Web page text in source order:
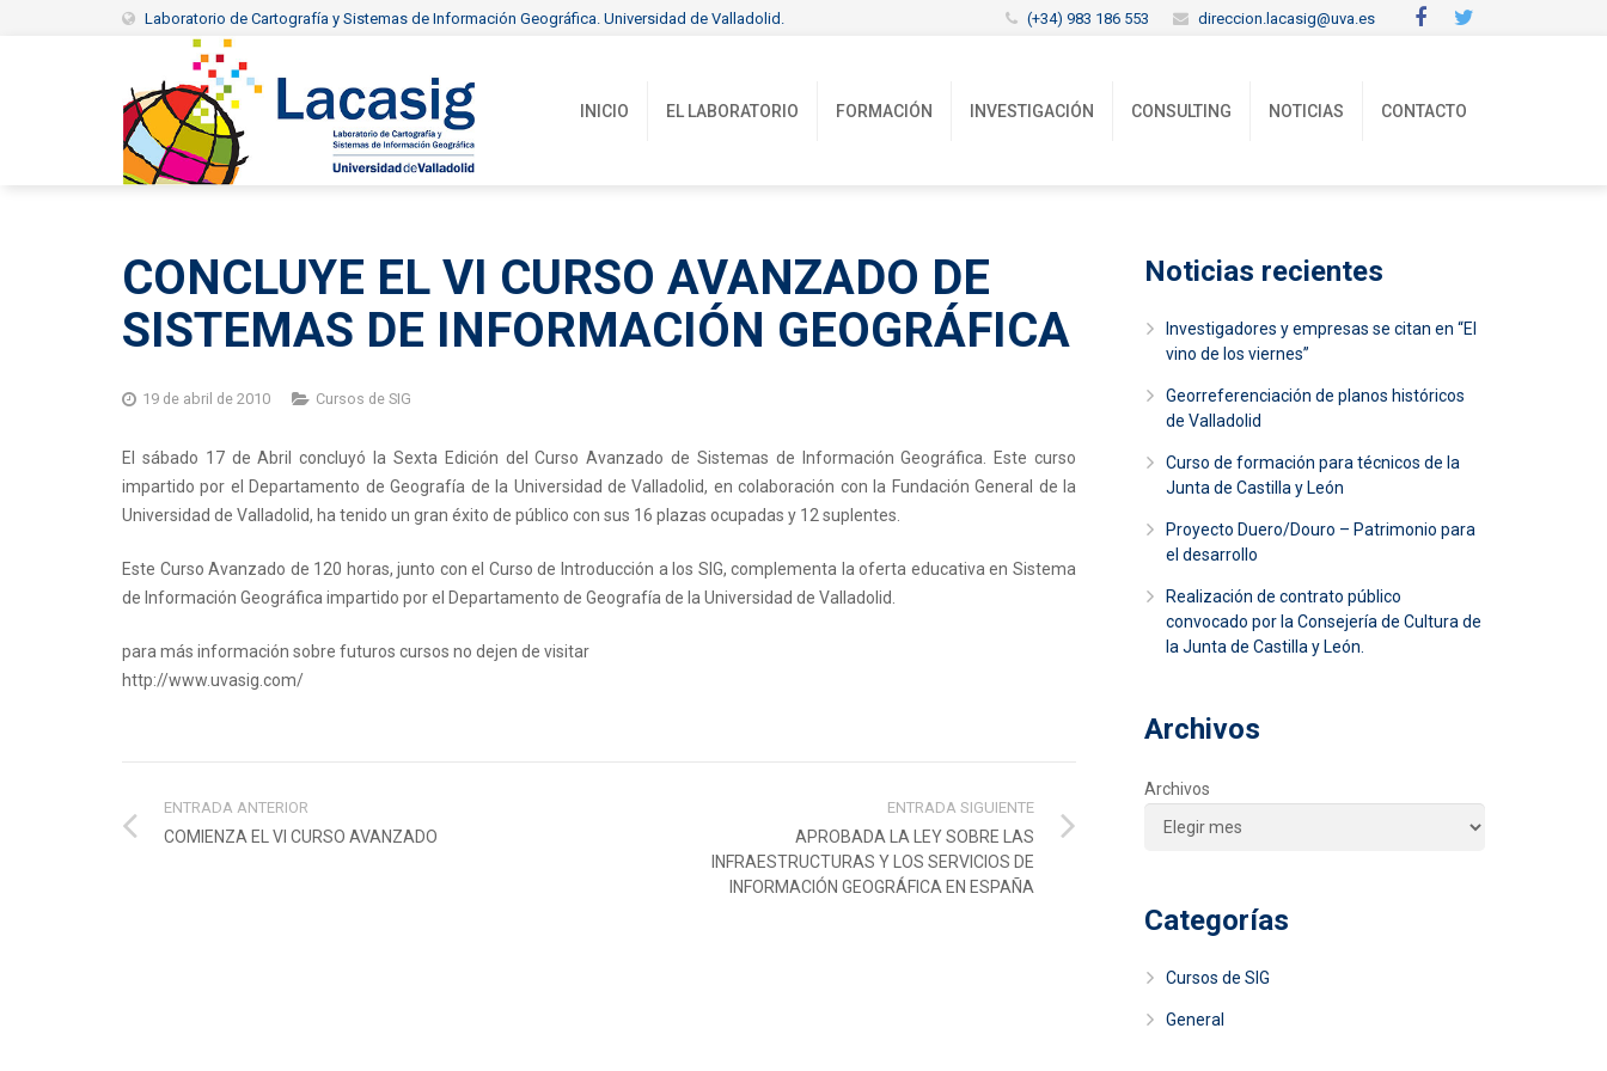
Laboratorio de Cartografía y Sistemas de Información Geográfica. Universidad de Valladolid. (+34) 983 186 553 direccion.lacasig@uva.es
INICIO EL LABORATORIO FORMACIÓN INVESTIGACIÓN CONSULTING NOTICIAS CONTACTO
CONCLUYE EL VI CURSO AVANZADO DE
SISTEMAS DE INFORMACIÓN GEOGRÁFICA
19 de abril de 2010 Cursos de SIG
El sábado 17 de Abril concluyó la Sexta Edición del Curso Avanzado de Sistemas de Información Geográfica. Este curso
impartido por el Departamento de Geografía de la Universidad de Valladolid, en colaboración con la Fundación General de la
Universidad de Valladolid, ha tenido un gran éxito de público con sus 16 plazas ocupadas y 12 suplentes.
Este Curso Avanzado de 120 horas, junto con el Curso de Introducción a los SIG, complementa la oferta educativa en Sistema
de Información Geográfica impartido por el Departamento de Geografía de la Universidad de Valladolid.
para más información sobre futuros cursos no dejen de visitar
http://www.uvasig.com/
ENTRADA ANTERIOR
COMIENZA EL VI CURSO AVANZADO
ENTRADA SIGUIENTE
APROBADA LA LEY SOBRE LAS
INFRAESTRUCTURAS Y LOS SERVICIOS DE
INFORMACIÓN GEOGRÁFICA EN ESPAÑA
Noticias recientes
Investigadores y empresas se citan en “El
vino de los viernes”
Georreferenciación de planos históricos
de Valladolid
Curso de formación para técnicos de la
Junta de Castilla y León
Proyecto Duero/Douro – Patrimonio para
el desarrollo
Realización de contrato público
convocado por la Consejería de Cultura de
la Junta de Castilla y León.
Archivos
Archivos
Categorías
Cursos de SIG
General